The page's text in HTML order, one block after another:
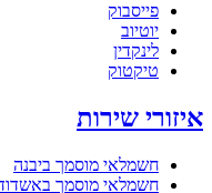
פייסבוק
יוטיוב
לינקדין
טיקטוק
איזורי שירות
חשמלאי מוסמך ביבנה
חשמלאי מוסמך